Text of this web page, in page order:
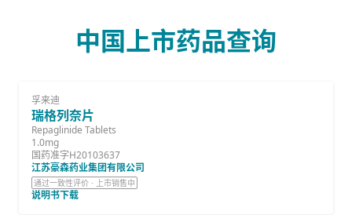
中国上市药品查询
孚来迪
瑞格列奈片
Repaglinide Tablets
1.0mg
国药准字H20103637
江苏豪森药业集团有限公司
通过一致性评价 · 上市销售中
说明书下载